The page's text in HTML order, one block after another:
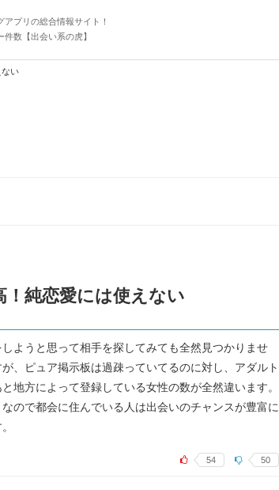
プリの総合情報サイト！
数【出会い系の虎】
ない
！純恋愛には使えない
ようと思って相手を探してみても全然見つかりませ
、ピュア掲示板は過疎っていてるのに対し、アダルト
地方によって登録している女性の数が全然違います。
ので都会に住んでいる人は出会いのチャンスが豊富に
54 50